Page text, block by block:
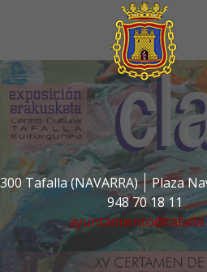
Tafalla (NAVARRA)
Plaza
948 70 18 11